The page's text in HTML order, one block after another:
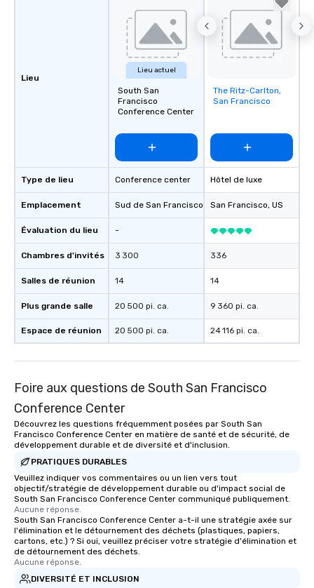
Lieu
Type de lieu
Emplacement
Évaluation du lieu
Chambres d'invités
Salles de réunion
Plus grande salle
Espace de réunion
Lieu actuel
South San
Francisco
Conference Center
Conference center
Sud de San Francisco , US
-
3 300
14
20 500 pi. ca.
20 500 pi. ca.
Removed from
favorites
The Ritz-Carlton,
San Francisco
Hôtel de luxe
San Francisco, US
336
14
9 360 pi. ca.
24 116 pi. ca.
Foire aux questions de South San Francisco
Conference Center
Découvrez les questions fréquemment posées par South San
Francisco Conference Center en matière de santé et de sécurité, de
développement durable et de diversité et d'inclusion.
PRATIQUES DURABLES
Veuillez indiquer vos commentaires ou un lien vers tout
objectif/stratégie de développement durable ou d'impact social de
South San Francisco Conference Center communiqué publiquement.
Aucune réponse.
South San Francisco Conference Center a-t-il une stratégie axée sur
l'élimination et le détournement des déchets (plastiques, papiers,
cartons, etc.) ? Si oui, veuillez préciser votre stratégie d'élimination et
de détournement des déchets.
Aucune réponse.
DIVERSITÉ ET INCLUSION